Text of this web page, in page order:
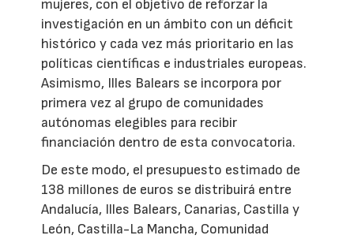
mujeres, con el objetivo de reforzar la
investigación en un ámbito con un déficit
histórico y cada vez más prioritario en las
políticas científicas e industriales europeas.
Asimismo, Illes Balears se incorpora por
primera vez al grupo de comunidades
autónomas elegibles para recibir
financiación dentro de esta convocatoria.
De este modo, el presupuesto estimado de
138 millones de euros se distribuirá entre
Andalucía, Illes Balears, Canarias, Castilla y
León, Castilla-La Mancha, Comunidad